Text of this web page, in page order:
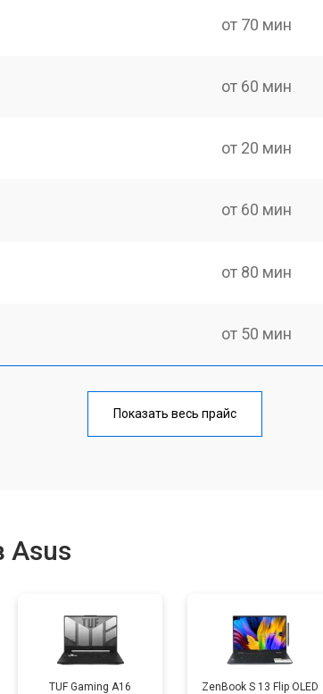
от 70 мин
от 60 мин
от 20 мин
от 60 мин
от 80 мин
от 50 мин
от 100 мин
от 80 мин
Показать весь прайс
Asus
TUF Gaming A16 ZenBook S 13 Flip OLED